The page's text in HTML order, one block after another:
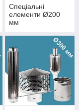
Спеціальні
елементи Ø200
мм